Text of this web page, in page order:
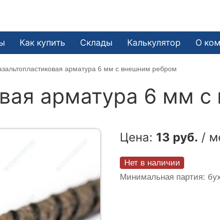
Как купить Склады Калькулятор О
арматура 6 мм с внешним ребром
арматура 6 мм
Цена: 13 руб. /
Нет в наличии
Минимальная партия: